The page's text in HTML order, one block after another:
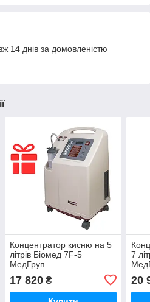
14 днів за домовленістю
Концентратор кисню на 5
літрів Біомед 7F-5
МедГруп
17 820₴
7
20